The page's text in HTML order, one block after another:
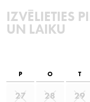
IZVĒLIETIES
UN LAIKU
P O T
27 28 29